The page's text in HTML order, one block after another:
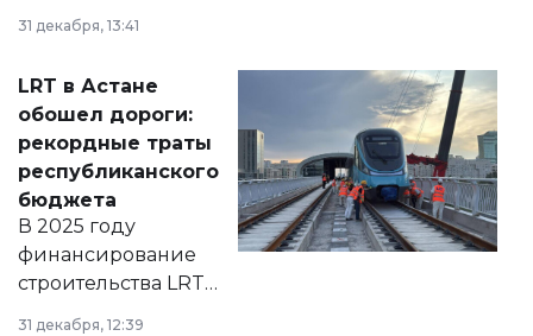
города на 2026–
2028 годы.
документ
появился в базе
нормативных
правовых актов и
на сайте маслихат
города.
31 декабря, 13:41
LRT в Астане
обошел дороги:
рекордные траты
республиканского
бюджета
В 2025 году
финансирование
строительства LRT
в Астане из
31 декабря, 12:39